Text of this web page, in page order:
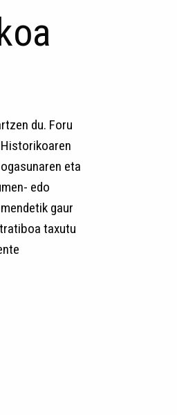
du. Foru
eta
edo
gaur
taxutu